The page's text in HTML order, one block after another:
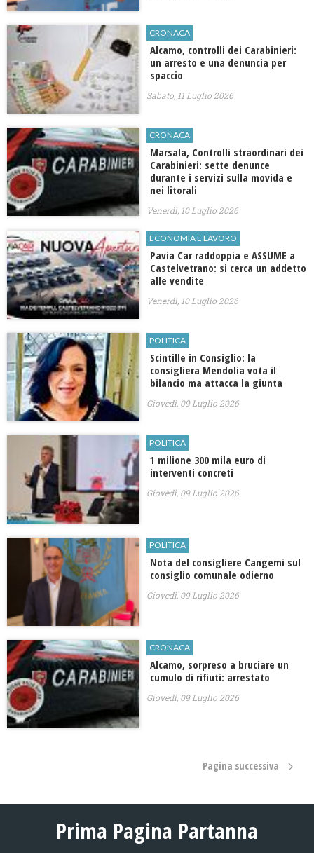
CRONACA
Alcamo, controlli dei Carabinieri:
un arresto e una denuncia per
spaccio
Sabato, 11 Luglio 2026
CRONACA
Marsala, Controlli straordinari dei
Carabinieri: sette denunce
durante i servizi sulla movida e
nei litorali
Venerdì, 10 Luglio 2026
ECONOMIA E LAVORO
Pavia Car raddoppia e ASSUME a
Castelvetrano: si cerca un addetto
alle vendite
Venerdì, 10 Luglio 2026
POLITICA
Scintille in Consiglio: la
consigliera Mendolia vota il
bilancio ma attacca la giunta
Giovedì, 09 Luglio 2026
POLITICA
1 milione 300 mila euro di
interventi concreti
Giovedì, 09 Luglio 2026
POLITICA
Nota del consigliere Cangemi sul
consiglio comunale odierno
Giovedì, 09 Luglio 2026
CRONACA
Alcamo, ​sorpreso a bruciare un
cumulo di rifiuti: arrestato
Giovedì, 09 Luglio 2026
Pagina successiva
Prima Pagina Partanna